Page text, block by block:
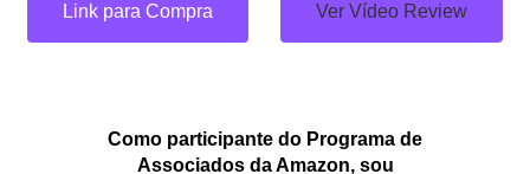
Link para Compra Ver Vídeo Review
Como participante do Programa de
Associados da Amazon, sou